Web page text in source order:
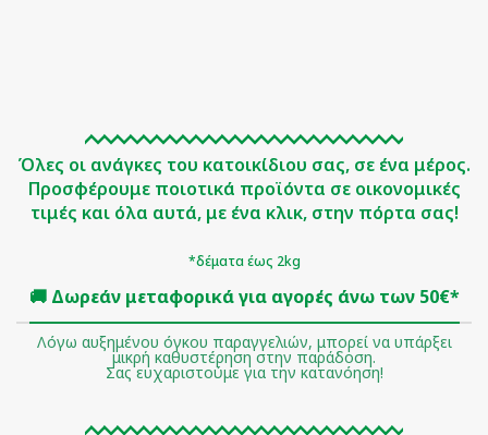
Όλες οι ανάγκες του κατοικίδιου σας, σε ένα μέρος.
Προσφέρουμε ποιοτικά προϊόντα σε οικονομικές
τιμές και όλα αυτά, με ένα κλικ, στην πόρτα σας!
*δέματα έως 2kg
🚚 Δωρεάν μεταφορικά για αγορές άνω των 50€*
Λόγω αυξημένου όγκου παραγγελιών, μπορεί να υπάρξει
μικρή καθυστέρηση στην παράδοση.
Σας ευχαριστούμε για την κατανόηση!